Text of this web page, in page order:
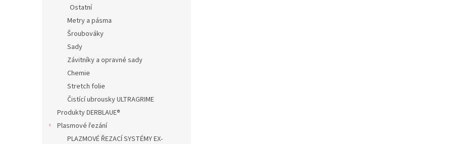
Ostatní
Metry a pásma
Šroubováky
Sady
Závitníky a opravné sady
Chemie
Stretch folie
Čistící ubrousky ULTRAGRIME
Produkty DERBLAUE®
Plasmové řezání
PLAZMOVÉ ŘEZACÍ SYSTÉMY EX-